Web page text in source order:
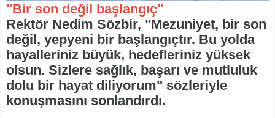
"Bir son değil başlangıç"
Rektör Nedim Sözbir, "Mezuniyet, bir son
değil, yepyeni bir başlangıçtır. Bu yolda
hayalleriniz büyük, hedefleriniz yüksek
olsun. Sizlere sağlık, başarı ve mutluluk
dolu bir hayat diliyorum" sözleriyle
konuşmasını sonlandırdı.